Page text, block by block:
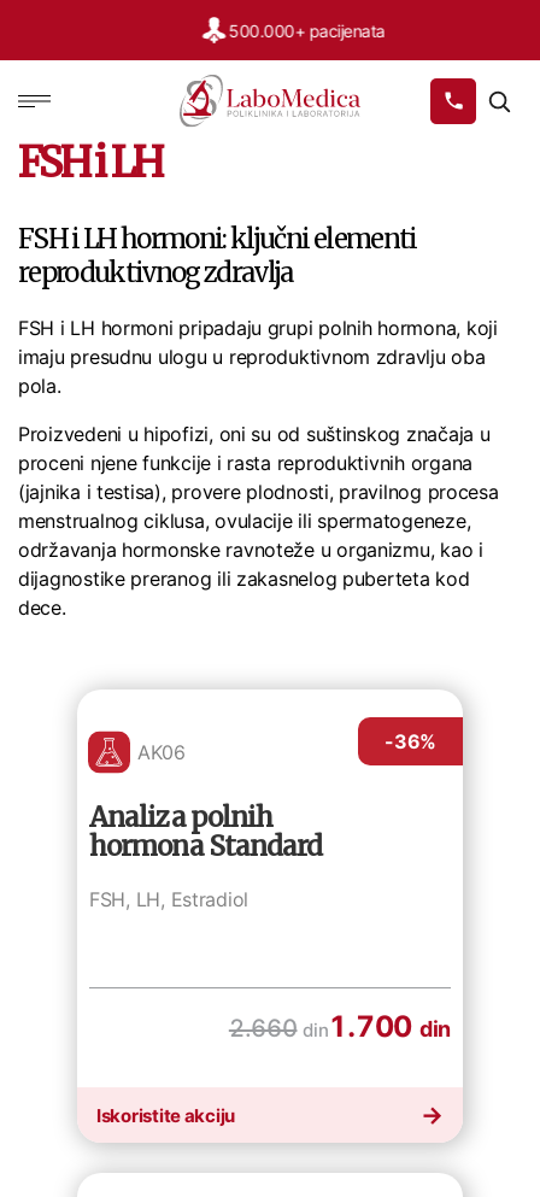
500.000+ pacijenata
FSH i LH
FSH i LH hormoni: ključni elementi
reproduktivnog zdravlja
FSH i LH hormoni pripadaju grupi polnih hormona, koji
imaju presudnu ulogu u reproduktivnom zdravlju oba
pola.
Proizvedeni u hipofizi, oni su od suštinskog značaja u
proceni njene funkcije i rasta reproduktivnih organa
(jajnika i testisa), provere plodnosti, pravilnog procesa
menstrualnog ciklusa, ovulacije ili spermatogeneze,
održavanja hormonske ravnoteže u organizmu, kao i
dijagnostike preranog ili zakasnelog puberteta kod
dece.
AK06
Analiza polnih
hormona Standard
FSH, LH, Estradiol
-36%
2.660 din1.700 din
Iskoristite akciju